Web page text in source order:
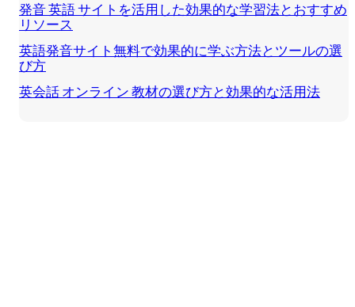
発音 英語 サイトを活用した効果的な学習法とおすすめ
リソース
英語発音サイト無料で効果的に学ぶ方法とツールの選
び方
英会話 オンライン 教材の選び方と効果的な活用法